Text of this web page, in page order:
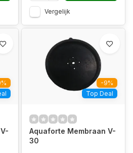
Vergelijk
-9%
Top Deal
Aquaforte Membraan V-
30